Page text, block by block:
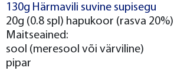
130g Härmavili suvine supisegu
20g (0.8 spl) hapukoor (rasva 20%)
Maitseained:
sool (meresool või värviline)
pipar